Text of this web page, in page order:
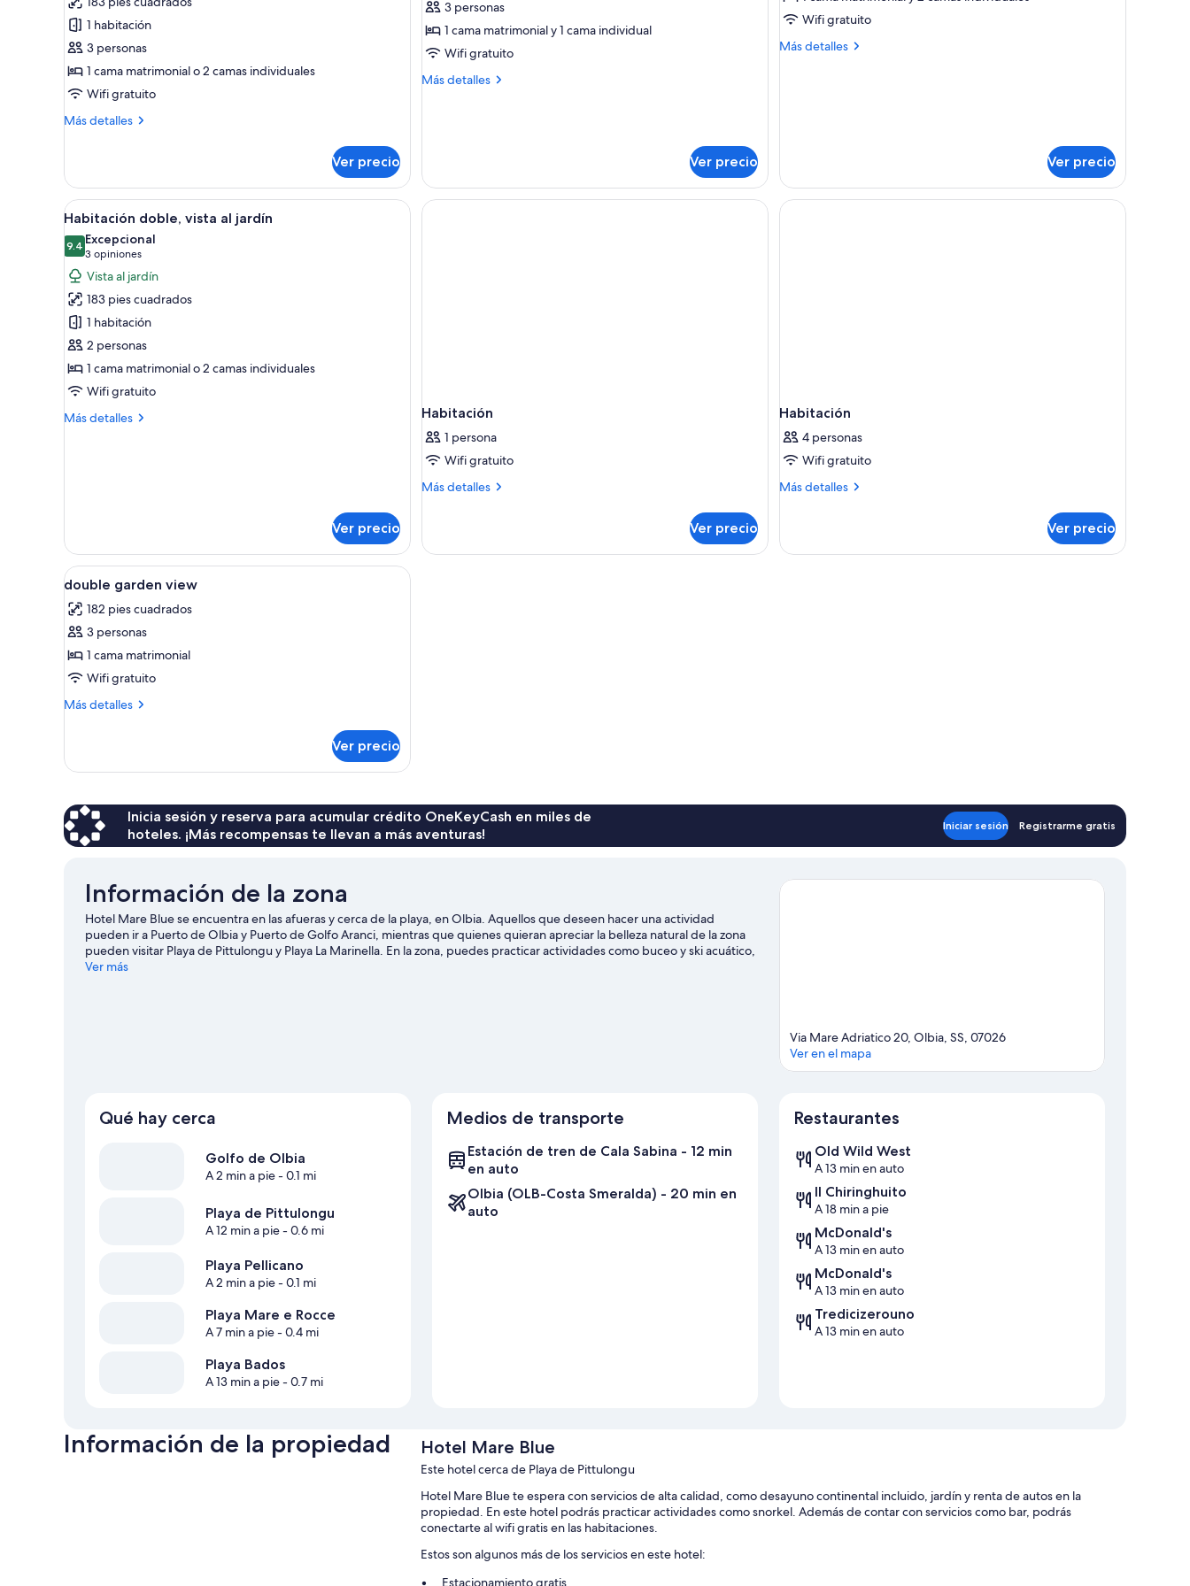
Habitación
doble,
1
cama
matrimonial
o
individuales,
balcón,
planta
baja
1 habitación
3 personas
1 cama matrimonial o 2 camas individuales
Wifi gratuito
Más detalles
Más
doble,
cama
matrimonial
o
camas
individuales,
balcón,
planta
baja
Ver precio
Habitación
triple,
balcón
3 personas
1 cama matrimonial y 1 cama individual
Wifi gratuito
Más detalles
Más
Ver precio
Habitación
cuádruple
Wifi gratuito
Más detalles
Más
Ver precio
Abrir
todas
las
fotos
de
Habitación
doble,
vista
al
jardín
Una habitación con cama, escritorio, sillas, televisor y vistas a través de una puerta abierta.
8
Habitación doble, vista al jardín
9.49.4 de 10
Excepcional
3 opiniones
(3
opiniones)
Vista al jardín
183 pies cuadrados
1 habitación
2 personas
1 cama matrimonial o 2 camas individuales
Wifi gratuito
Más detalles
Más
Ver precio
Habitación
1 persona
Wifi gratuito
Más detalles
Más
Ver precio
Habitación
4 personas
Wifi gratuito
Más detalles
Más
Ver precio
Abrir
todas
las
fotos
de
double
garden
Escritorio, wifi gratis y ropa de cama
1
double garden view
182 pies cuadrados
3 personas
1 cama matrimonial
Wifi gratuito
Más detalles
Más
garden
Ver precio
Inicia sesión y reserva para acumular crédito OneKeyCash en miles de
hoteles. ¡Más recompensas te llevan a más aventuras!
Iniciar sesión Registrarme gratis
Información de la zona
Hotel Mare Blue se encuentra en las afueras y cerca de la playa, en Olbia. Aquellos que deseen hacer una actividad
pueden ir a Puerto de Olbia y Puerto de Golfo Aranci, mientras que quienes quieran apreciar la belleza natural de la zona
pueden visitar Playa de Pittulongu y Playa La Marinella. En la zona, puedes practicar actividades como buceo y ski acuático,
o disfrutar del aire libre mientras haces paseos a pie o ciclismo en senderos y paseos a caballo.
Ver más
Via Mare Adriatico 20, Olbia, SS, 07026
Ver en el mapa
Qué hay cerca
Golfo de Olbia
A 2 min a pie- 0.1 mi
Playa de Pittulongu
A 12 min a pie- 0.6 mi
Playa Pellicano
A 2 min a pie- 0.1 mi
Playa Mare e Rocce
A 7 min a pie- 0.4 mi
Playa Bados
A 13 min a pie- 0.7 mi
Medios de transporte
Estación de tren de Cala Sabina - 12 min
en auto
Olbia (OLB-Costa Smeralda) - 20 min en
auto
Restaurantes
Old Wild West
A 13 min en auto
Il Chiringhuito
A 18 min a pie
McDonald's
A 13 min en auto
McDonald's
A 13 min en auto
Tredicizerouno
A 13 min en auto
Información de la propiedad Hotel Mare Blue
Este hotel cerca de Playa de Pittulongu
Hotel Mare Blue te espera con servicios de alta calidad, como desayuno continental incluido, jardín y renta de autos en la
propiedad. En este hotel podrás practicar actividades como snorkel. Además de contar con servicios como bar, podrás
conectarte al wifi gratis en las habitaciones.
Estos son algunos más de los servicios en este hotel:
Estacionamiento gratis